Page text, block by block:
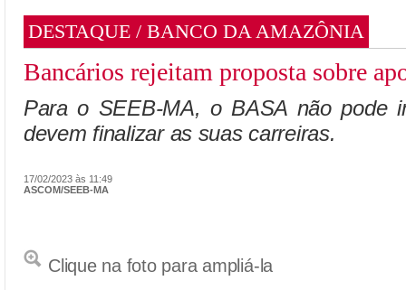
DESTAQUE / BANCO DA AMAZÔNIA
Bancários rejeitam proposta sobre
Para o SEEB-MA, o BASA não pode
devem finalizar as suas carreiras.
17/02/2023 às 11:49
ASCOM/SEEB-MA
Clique na foto para ampliá-la